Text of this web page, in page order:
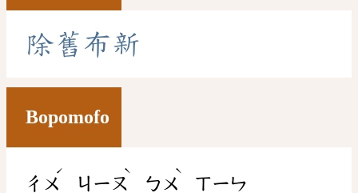
除舊布新
Bopomofo
ㄔㄨ
ˊ
ㄐㄧㄡ
ˋ
ㄅㄨ
ˋ
ㄒㄧㄣ